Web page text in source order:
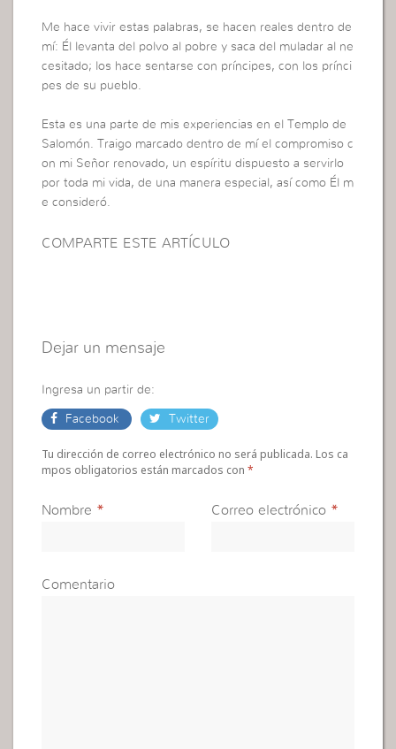
Me hace vivir estas palabras, se hacen reales dentro de
mí: Él levanta del polvo al pobre y saca del muladar al ne
cesitado; los hace sentarse con príncipes, con los prínci
pes de su pueblo.
Esta es una parte de mis experiencias en el Templo de
Salomón. Traigo marcado dentro de mí el compromiso c
on mi Señor renovado, un espíritu dispuesto a servirlo
por toda mi vida, de una manera especial, así como Él m
e consideró.
COMPARTE ESTE ARTÍCULO
Dejar un mensaje
Ingresa un partir de:
Facebook Twitter
Tu dirección de correo electrónico no será publicada. Los ca
mpos obligatorios están marcados con*
Nombre * Correo electrónico *
Comentario